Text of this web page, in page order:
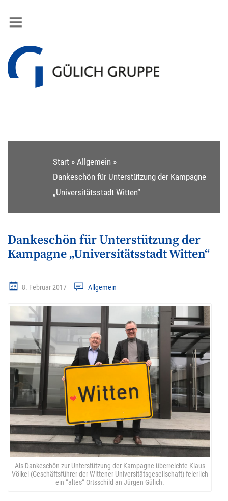
Start » Allgemein »
Dankeschön für Unterstützung der Kampagne
„Universitätsstadt Witten“
Dankeschön für Unterstützung der
Kampagne „Universitätsstadt Witten“
8. Februar 2017 Allgemein
Als Dankeschön zur Unterstützung der Kampagne überreichte Klaus
Völkel (Geschäftsführer der Wittener Universitätsgesellschaft) feierlich
ein “altes“ Ortsschild an Jürgen Gülich.